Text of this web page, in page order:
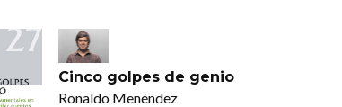
Cinco golpes de genio
Ronaldo Menéndez